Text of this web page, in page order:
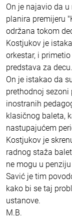
On je najavio da
planira premijeru
održana tokom
Kostjukov je
orkestar, i
predstava za decu.
On je istakao da
prethodnoj
inostranih
klasičnog baleta,
nastupajućem
Kostjukov je
radnog staža
ne mogu u
Savić je tim
kako bi se taj
ustanove.
M.B.